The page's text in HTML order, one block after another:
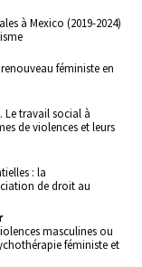
à Mexico (2019-2024)
féministe en
Le travail social à
de violences et leurs
: la
de droit au
masculines ou
féministe et